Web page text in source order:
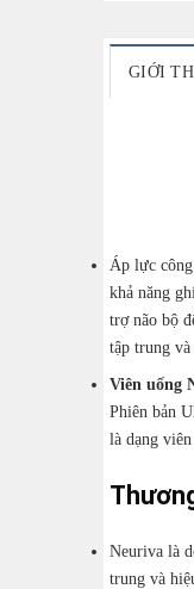
GIỚI
Áp lực
khả năng
trợ não bộ
tập trung
Viên uống
Phiên bản
là dạng
Neuriva là
trung và